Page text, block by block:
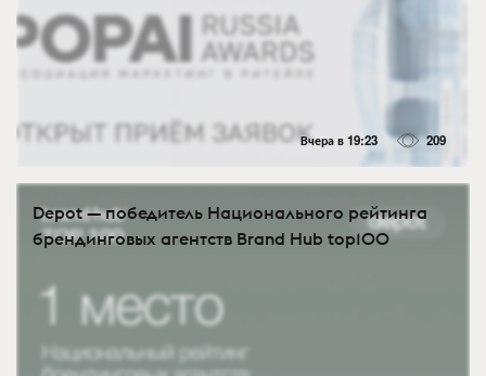
Вчера в 19:23 209
Depot — победитель Национального рейтинга
брендинговых агентств Brand Hub top100